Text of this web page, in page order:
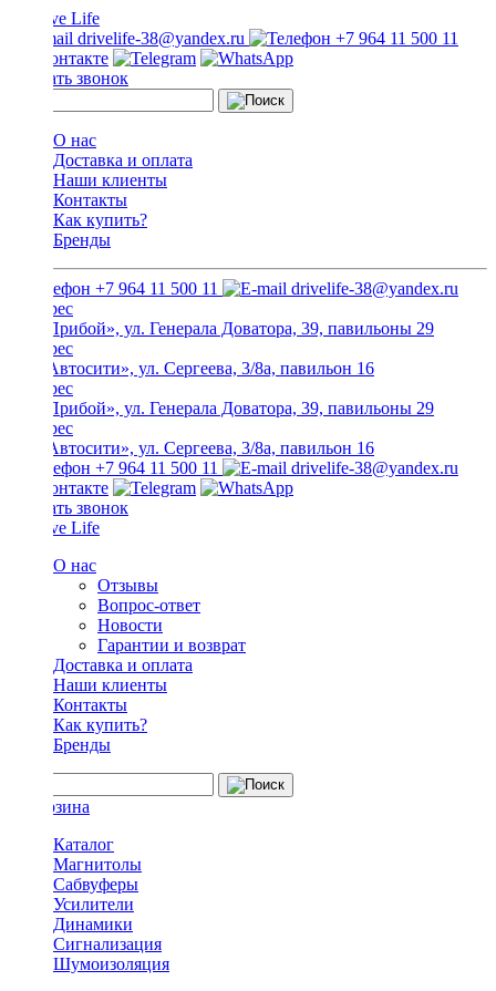
drivelife-38@yandex.ru +7 964 11 500 11
Заказать звонок
О нас
Доставка и оплата
Наши клиенты
Контакты
Как купить?
Бренды
+7 964 11 500 11 drivelife-38@yandex.ru
ТЦ «Прибой», ул. Генерала Доватора, 39, павильоны 29
ТЦ «Автосити», ул. Сергеева, 3/8а, павильон 16
ТЦ «Прибой», ул. Генерала Доватора, 39, павильоны 29
ТЦ «Автосити», ул. Сергеева, 3/8а, павильон 16
+7 964 11 500 11
drivelife-38@yandex.ru
Заказать звонок
О нас
Отзывы
Вопрос-ответ
Новости
Гарантии и возврат
Доставка и оплата
Наши клиенты
Контакты
Как купить?
Бренды
Каталог
Магнитолы
Сабвуферы
Усилители
Динамики
Сигнализация
Шумоизоляция